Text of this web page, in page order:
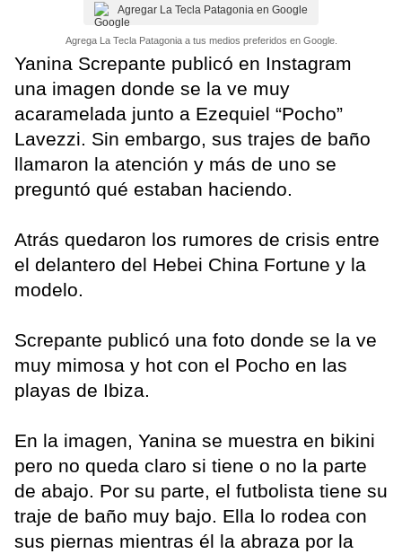
Agregar La Tecla Patagonia en Google
Agrega La Tecla Patagonia a tus medios preferidos en Google.
Yanina Screpante publicó en Instagram
una imagen donde se la ve muy
acaramelada junto a Ezequiel “Pocho”
Lavezzi. Sin embargo, sus trajes de baño
llamaron la atención y más de uno se
preguntó qué estaban haciendo.
Atrás quedaron los rumores de crisis entre
el delantero del Hebei China Fortune y la
modelo.
Screpante publicó una foto donde se la ve
muy mimosa y hot con el Pocho en las
playas de Ibiza.
En la imagen, Yanina se muestra en bikini
pero no queda claro si tiene o no la parte
de abajo. Por su parte, el futbolista tiene su
traje de baño muy bajo. Ella lo rodea con
sus piernas mientras él la abraza por la